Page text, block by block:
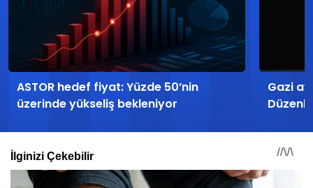
ASTOR hedef fiyat: Yüzde 50’nin
üzerinde yükseliş bekleniyor
Gazi